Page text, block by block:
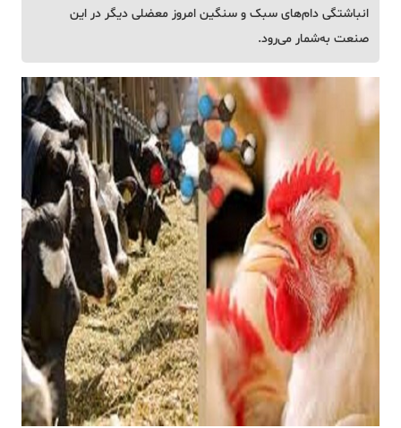
انباشتگی دام‌های سبک و سنگین امروز معضلی دیگر در این
صنعت به‌شمار می‌رود.